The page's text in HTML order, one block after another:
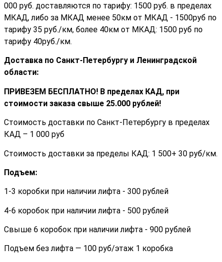
000 руб. доставляются по тарифу: 1500 руб. в пределах
МКАД, либо за МКАД менее 50км от МКАД - 1500руб по
тарифу 35 руб./км, более 40км от МКАД: 1500 руб по
тарифу 40руб./км.
Доставка по Санкт-Петербургу и Ленинградской
области:
ПРИВЕЗЕМ БЕСПЛАТНО! В пределах КАД, при
стоимости заказа cвыше 25.000 рублей!
Стоимость доставки по Санкт-Петербургу в пределах
КАД – 1 000 руб
Стоимость доставки за пределы КАД: 1 500+ 30 руб/км.
Подъем:
1-3 коробки при наличии лифта - 300 рублей
4-6 коробок при наличии лифта - 500 рублей
Свыше 6 коробок при наличии лифта - 900 рублей
Подъем без лифта — 100 руб/этаж 1 коробка